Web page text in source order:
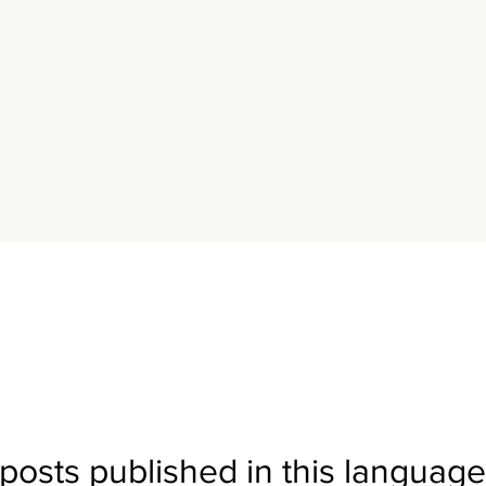
published in this